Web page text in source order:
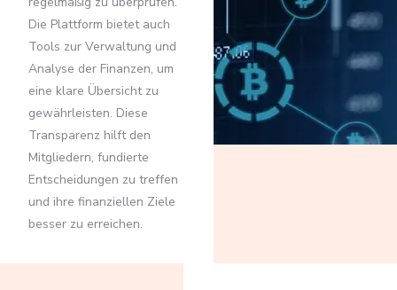
Die Plattform bietet auch
Tools zur Verwaltung und
Analyse der Finanzen, um
eine klare Übersicht zu
gewährleisten. Diese
Transparenz hilft den
Mitgliedern, fundierte
Entscheidungen zu treffen
und ihre finanziellen Ziele
besser zu erreichen.